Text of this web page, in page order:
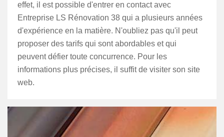
effet, il est possible d'entrer en contact avec
Entreprise LS Rénovation 38 qui a plusieurs années
d'expérience en la matière. N'oubliez pas qu'il peut
proposer des tarifs qui sont abordables et qui
peuvent défier toute concurrence. Pour les
informations plus précises, il suffit de visiter son site
web.